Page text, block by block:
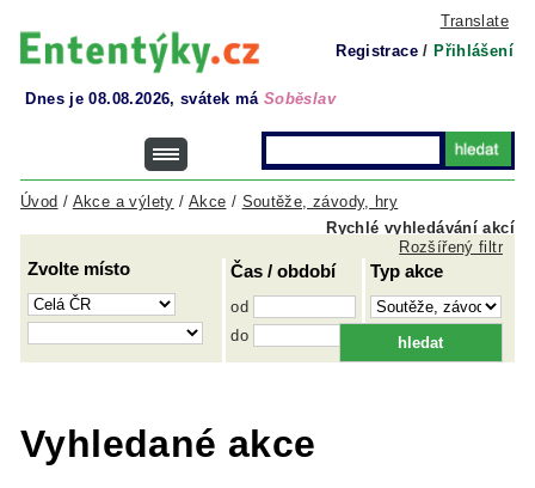
Translate
Registrace / Přihlášení
Dnes je 08.08.2026, svátek má Soběslav
Rychlé vyhledávání akcí
Úvod / Akce a výlety / Akce / Soutěže, závody, hry
Zvolte místo Čas / období
od
do
Typ akce
Rozšířený filtr
Vyhledané akce